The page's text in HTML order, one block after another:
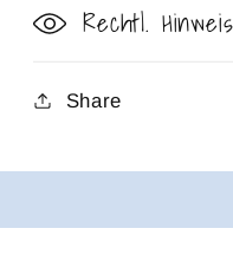
Rechtl.
Share